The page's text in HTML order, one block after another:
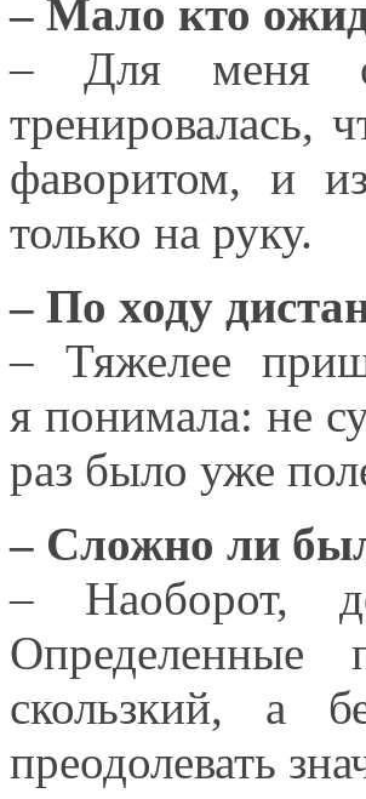
– Мало кто
– Для меня
тренировалась,
фаворитом, и
только на руку.
– По ходу
– Тяжелее
я понимала: не
раз было уже
– Сложно ли
– Наоборот,
скользкий, а
преодолевать